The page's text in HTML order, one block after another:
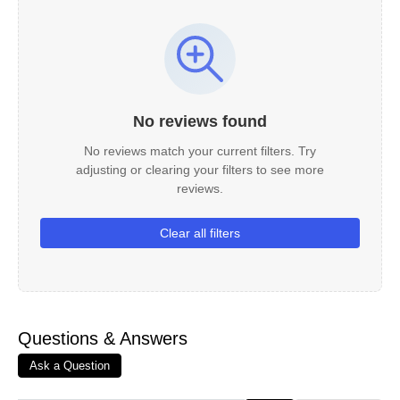
No reviews found
No reviews match your current filters. Try
adjusting or clearing your filters to see more
reviews.
Clear all filters
Questions & Answers
Ask a Question